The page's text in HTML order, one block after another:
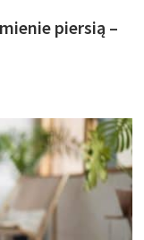
piersią –